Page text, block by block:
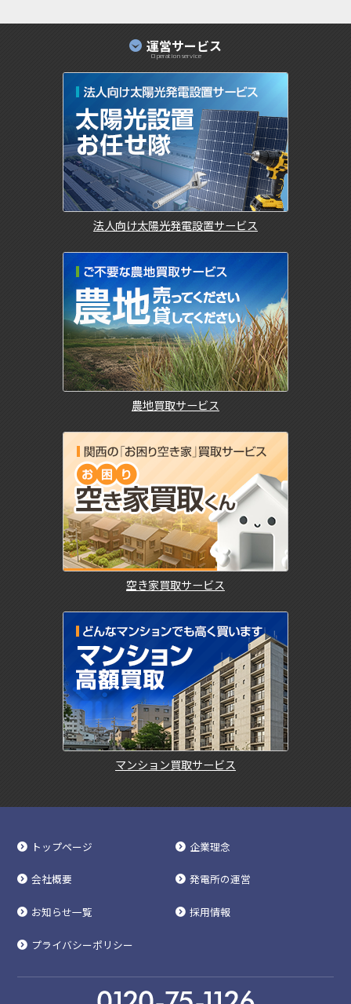
運営サービス
Operation service
法人向け太陽光発電設置サービス
農地買取サービス
空き家買取サービス
マンション買取サービス
トップページ 企業理念
会社概要 発電所の運営
お知らせ一覧 採用情報
プライバシーポリシー